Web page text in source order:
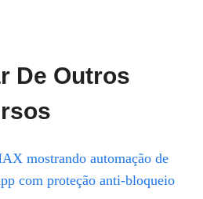
De Outros